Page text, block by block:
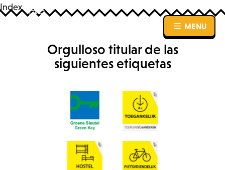
MENU
MENU
Index
Orgulloso titular de las
siguientes etiquetas